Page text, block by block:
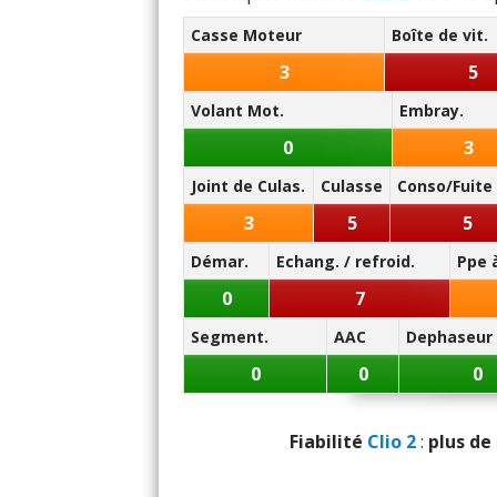
Puissance
Couple
Boîte de vitesses
Poids
- (175/65 R 14:Tenue de
Conso réduite
185/60 R 14 Conso réduite
Note des internautes :
12.3/20
Panne la plus signalée :
injection
Casse Moteur Boîte de vit.
3 5
Volant Mot. Embray.
0 3
Joint de Culas. Culasse Conso/Fuite
3 5 5
Démar. Echang. / refroid. Ppe
0 7
Segment. AAC Dephaseur
0 0 0
Fiabilité Clio 2: plus